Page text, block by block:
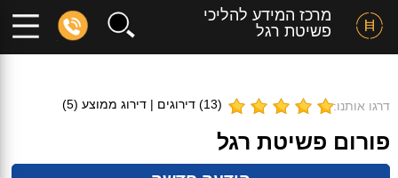
מרכז המידע להליכי
פשיטת רגל
דרגו אותנו: (
13) דירוגים | דירוג ממוצע (5
)
פורום פשיטת רגל